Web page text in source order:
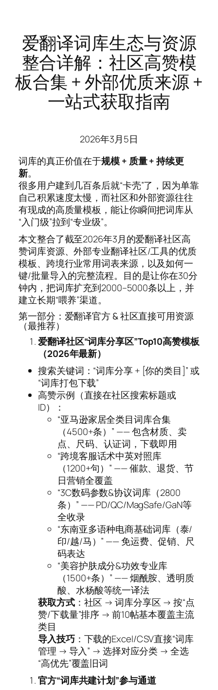
爱翻译词库生态与资源
整合详解：社区高赞模
板合集 + 外部优质来源 +
一站式获取指南
2026年3月5日
词库的真正价值在于规模 + 质量 + 持续更
新。
很多用户建到几百条后就“卡壳”了，因为单靠
自己积累速度太慢，而社区和外部资源往往
有现成的高质量模板，能让你瞬间把词库从
“入门级”拉到“专业级”。
本文整合了截至2026年3月的爱翻译社区高
赞词库资源、外部专业翻译社区/工具的优质
模板、跨境行业常用词表来源，以及如何一
键/批量导入的完整流程。目的是让你在30分
钟内，把词库扩充到2000–5000条以上，并
建立长期“喂养”渠道。
第一部分：爱翻译官方 & 社区直接可用资源
（最推荐）
爱翻译社区“词库分享区”Top10高赞模板
（2026年最新）
搜索关键词：“词库分享 + [你的类目]” 或
“词库打包下载”
高赞示例（直接在社区搜索标题或
ID）：
“亚马逊家居全类目词库合集
（4500+条）” —— 包含材质、卖
点、尺码、认证词，下载即用
“跨境客服话术中英对照库
（1200+句）” —— 催款、退货、节
日营销全覆盖
“3C数码参数&协议词库（2800
条）” —— PD/QC/MagSafe/GaN等
全收录
“东南亚多语种电商基础词库（泰/
印/越/马）” —— 免运费、促销、尺
码表达
“美容护肤成分&功效专业库
（1500+条）” —— 烟酰胺、透明质
酸、水杨酸等统一译法
获取方式：社区 → 词库分享区 → 按“点
赞/下载量”排序 → 前10帖基本覆盖主流
类目
导入技巧：下载的Excel/CSV直接“词库
管理 → 导入” → 选择对应分类 → 全选
“高优先”覆盖旧词
官方“词库共建计划”参与通道